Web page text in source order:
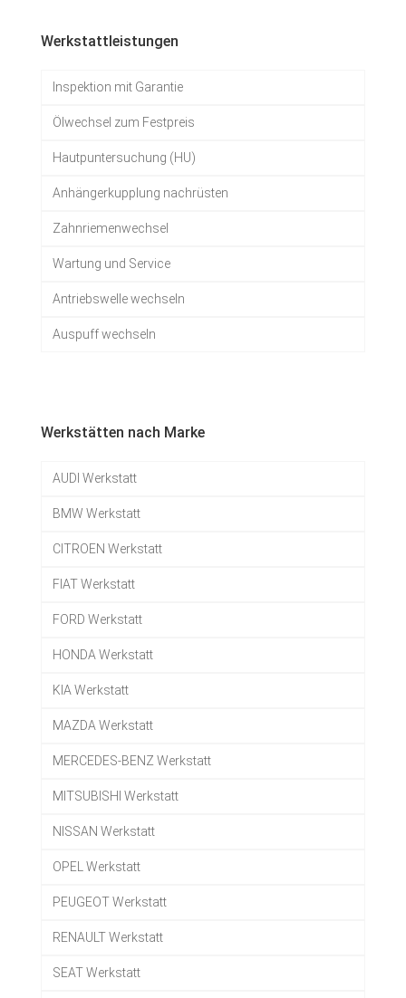
Werkstattleistungen
Inspektion mit Garantie
Ölwechsel zum Festpreis
Hautpuntersuchung (HU)
Anhängerkupplung nachrüsten
Zahnriemenwechsel
Wartung und Service
Antriebswelle wechseln
Auspuff wechseln
Werkstätten nach Marke
AUDI Werkstatt
BMW Werkstatt
CITROEN Werkstatt
FIAT Werkstatt
FORD Werkstatt
HONDA Werkstatt
KIA Werkstatt
MAZDA Werkstatt
MERCEDES-BENZ Werkstatt
MITSUBISHI Werkstatt
NISSAN Werkstatt
OPEL Werkstatt
PEUGEOT Werkstatt
RENAULT Werkstatt
SEAT Werkstatt